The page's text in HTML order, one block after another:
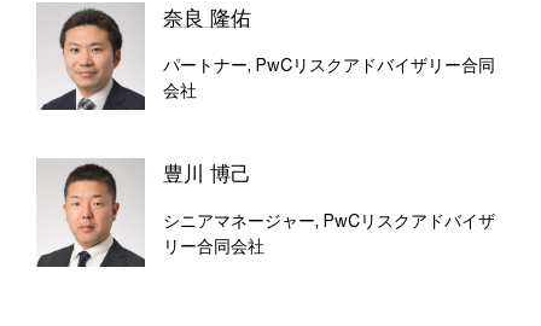
奈良 隆佑
パートナー, PwCリスクアドバイザリー合同
会社
豊川 博己
シニアマネージャー, PwCリスクアドバイザ
リー合同会社